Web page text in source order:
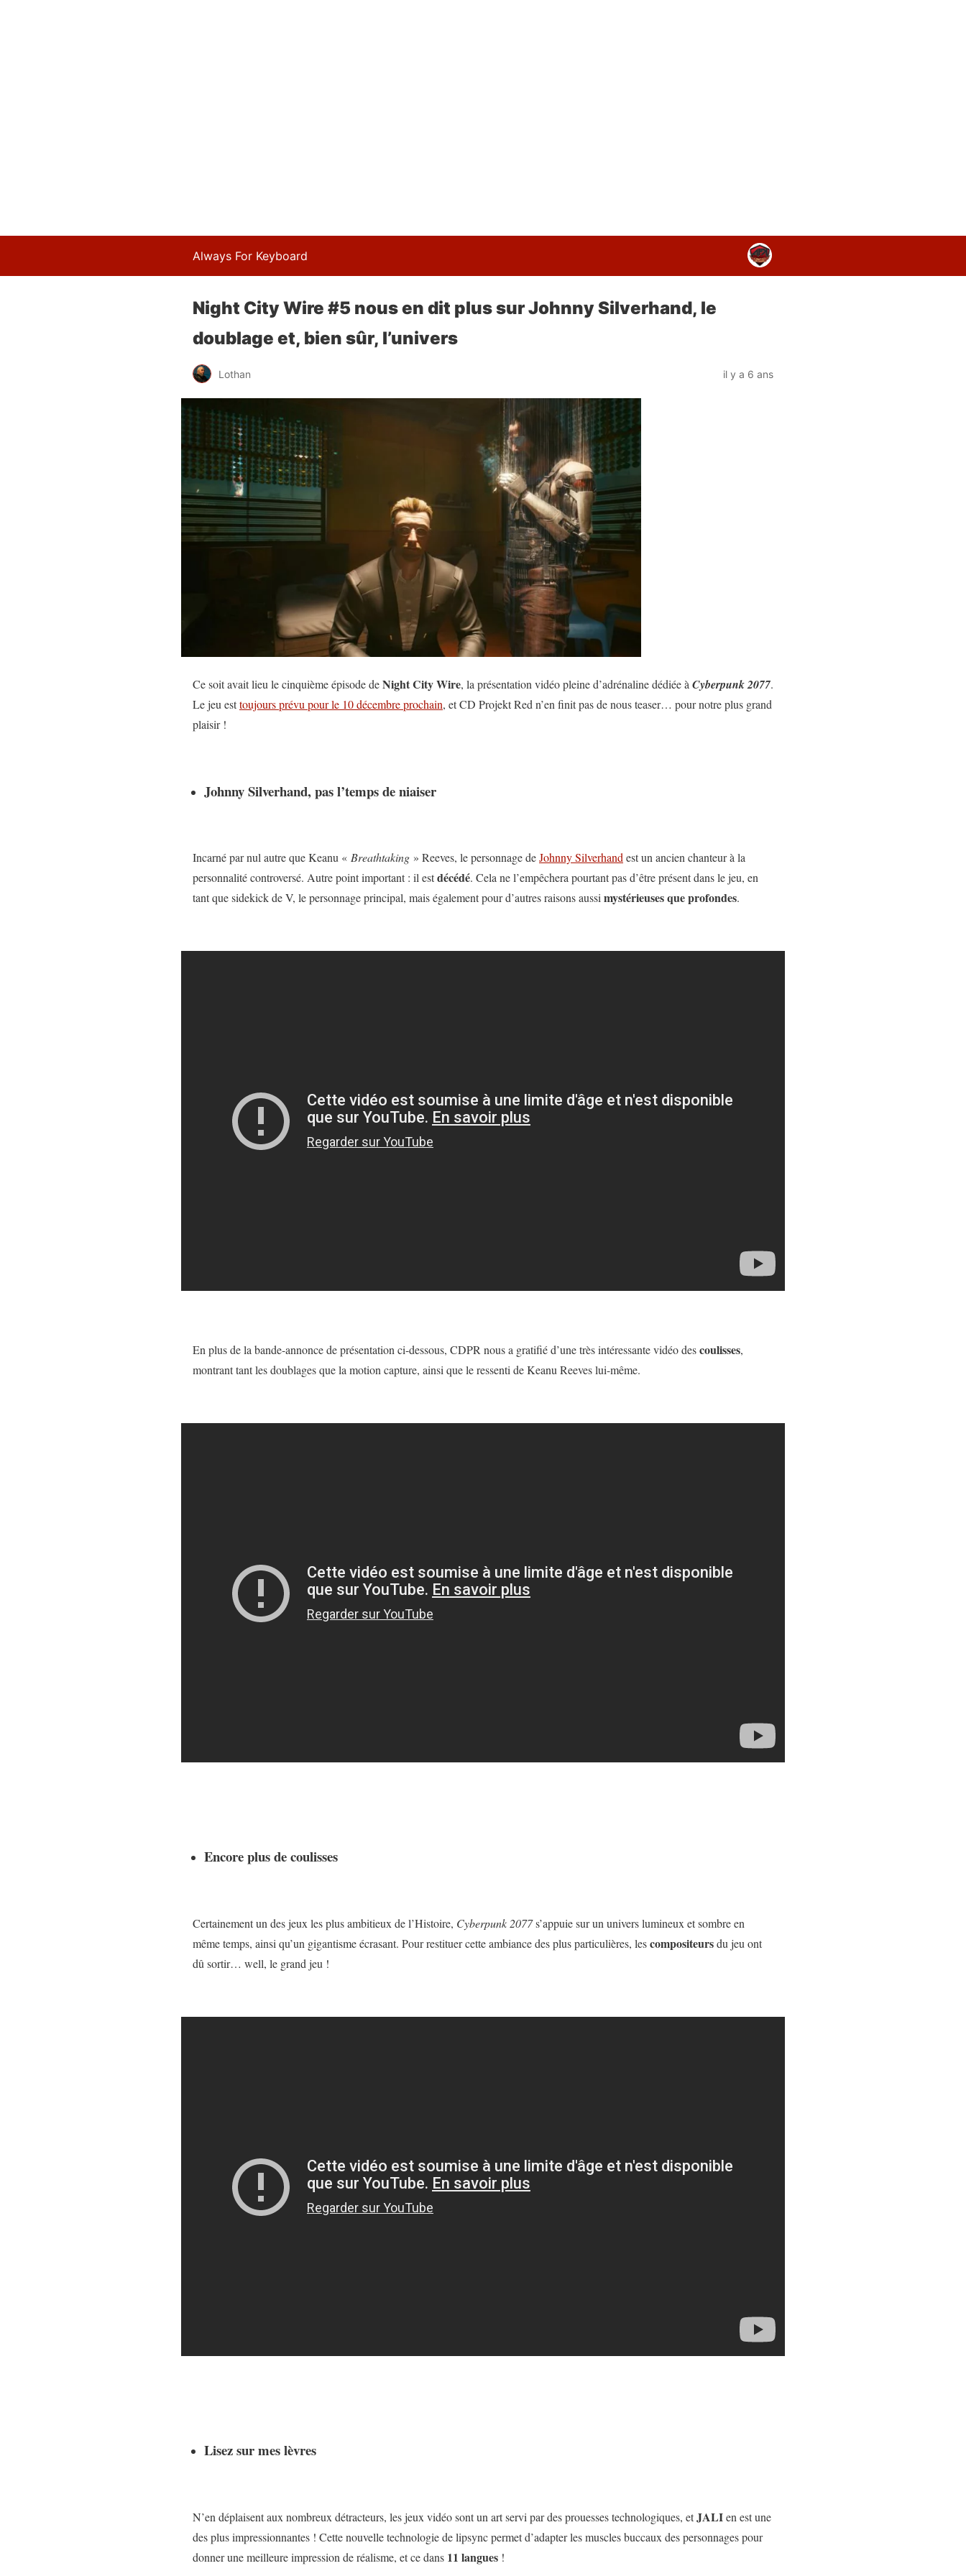
Always For Keyboard
Night City Wire #5 nous en dit plus sur Johnny Silverhand, le
doublage et, bien sûr, l’univers
Lothan il y a 6 ans
Ce soit avait lieu le cinquième épisode deNight City Wire, la présentation vidéo pleine d’adrénaline dédiée à Cyberpunk 2077.
Le jeu esttoujours prévu pour le 10 décembre prochain, et CD Projekt Red n’en finit pas de nous teaser… pour notre plus grand
plaisir !
Johnny Silverhand, pas l’temps de niaiser
Incarné par nul autre que Keanu « Breathtaking » Reeves, le personnage deJohnny Silverhandest un ancien chanteur à la
personnalité controversé. Autre point important : il estdécédé. Cela ne l’empêchera pourtant pas d’être présent dans le jeu, en
tant que sidekick de V, le personnage principal, mais également pour d’autres raisons aussimystérieuses que profondes.
En plus de la bande-annonce de présentation ci-dessous, CDPR nous a gratifié d’une très intéressante vidéo descoulisses,
montrant tant les doublages que la motion capture, ainsi que le ressenti de Keanu Reeves lui-même.
Encore plus de coulisses
Certainement un des jeux les plus ambitieux de l’Histoire, Cyberpunk 2077s’appuie sur un univers lumineux et sombre en
même temps, ainsi qu’un gigantisme écrasant. Pour restituer cette ambiance des plus particulières, lescompositeursdu jeu ont
dû sortir… well, le grand jeu !
Lisez sur mes lèvres
N’en déplaisent aux nombreux détracteurs, les jeux vidéo sont un art servi par des prouesses technologiques, etJALIen est une
des plus impressionnantes ! Cette nouvelle technologie de lipsync permet d’adapter les muscles buccaux des personnages pour
donner une meilleure impression de réalisme, et ce dans 11 langues !